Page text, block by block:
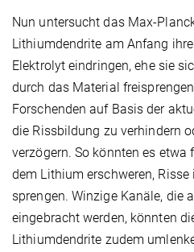
Nun untersucht das Max-
Lithiumdendrite am Anfang
Elektrolyt eindringen, ehe sie
durch das Material
Forschenden auf Basis der
die Rissbildung zu verhindern
verzögern. So könnten es etwa
dem Lithium erschweren,
sprengen. Winzige Kanäle, die
eingebracht werden, könnten
Lithiumdendrite zudem